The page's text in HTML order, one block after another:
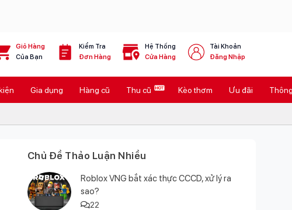
Giỏ Hàng
Của Bạn
Kiểm Tra
Đơn Hàng
Hệ Thống
Cửa Hàng
Tài Khoản
Đăng Nhập
Gia dụng Hàng cũ Thu cũ Kèo thơm Ưu đãi
Chủ Đề Thảo Luận Nhiều
Roblox VNG bắt xác thực CCCD, xử lý ra
sao?
22